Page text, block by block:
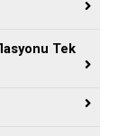
Tek